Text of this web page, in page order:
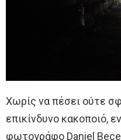
Χωρίς να πέσει ούτε
επικίνδυνο κακοποιό,
φωτογράφο Daniel